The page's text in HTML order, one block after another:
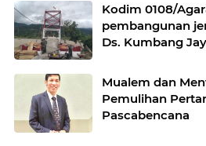
Kodim 0108/
pembangunan
Ds. Kumbang
Mualem dan
Pemulihan
Pascabencana